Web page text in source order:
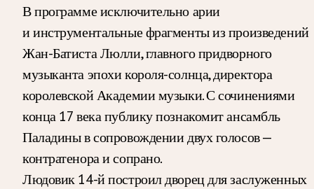
В программе исключительно арии
и инструментальные фрагменты из произведений
Жан-Батиста Люлли, главного придворного
музыканта эпохи короля-солнца, директора
королевской Академии музыки. С сочинениями
конца 17 века публику познакомит ансамбль
Паладины в сопровождении двух голосов —
контратенора и сопрано.
Людовик 14-й построил дворец для заслуженных